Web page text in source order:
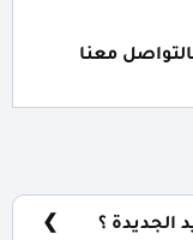
معنا
الجديدة ؟